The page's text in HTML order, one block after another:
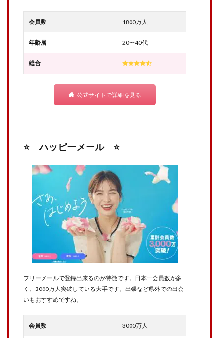
会員数 1800万人
年齢層 20〜40代
総合
公式サイトで詳細を見る
⭐️ ハッピーメール ⭐️
フリーメールで登録出来るのが特徴です。日本一会員数が多
く、3000万人突破している大手です。出張など県外での出会
いもおすすめですね。
会員数 3000万人